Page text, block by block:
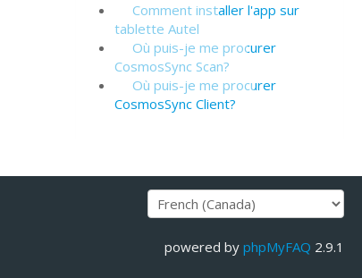
Comment installer l'app sur
tablette Autel
Où puis-je me procurer
CosmosSync Scan?
Où puis-je me procurer
CosmosSync Client?
powered by phpMyFAQ 2.9.1